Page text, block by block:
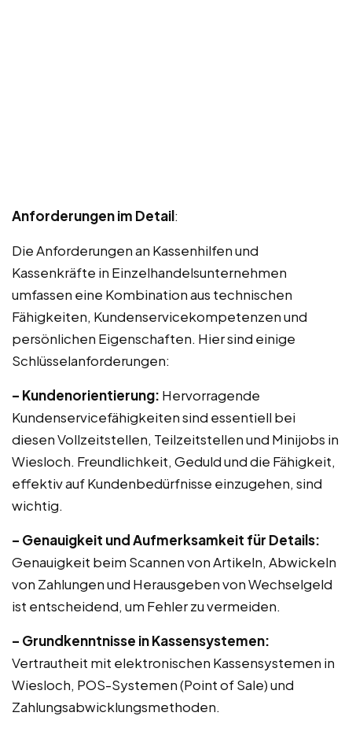
Anforderungen im Detail:
Die Anforderungen an Kassenhilfen und
Kassenkräfte in Einzelhandelsunternehmen
umfassen eine Kombination aus technischen
Fähigkeiten, Kundenservicekompetenzen und
persönlichen Eigenschaften. Hier sind einige
Schlüsselanforderungen:
– Kundenorientierung: Hervorragende
Kundenservicefähigkeiten sind essentiell bei
diesen Vollzeitstellen, Teilzeitstellen und Minijobs in
Wiesloch. Freundlichkeit, Geduld und die Fähigkeit,
effektiv auf Kundenbedürfnisse einzugehen, sind
wichtig.
– Genauigkeit und Aufmerksamkeit für Details:
Genauigkeit beim Scannen von Artikeln, Abwickeln
von Zahlungen und Herausgeben von Wechselgeld
ist entscheidend, um Fehler zu vermeiden.
– Grundkenntnisse in Kassensystemen:
Vertrautheit mit elektronischen Kassensystemen in
Wiesloch, POS-Systemen (Point of Sale) und
Zahlungsabwicklungsmethoden.